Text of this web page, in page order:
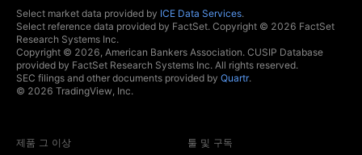
Select market data provided by ICE Data Services.
Select reference data provided by FactSet. Copyright © 2026 FactSet
Research Systems Inc.
Copyright © 2026, American Bankers Association. CUSIP Database
provided by FactSet Research Systems Inc. All rights reserved.
SEC filings and other documents provided by Quartr.
© 2026 TradingView, Inc.
제품 그 이상 툴 및 구독